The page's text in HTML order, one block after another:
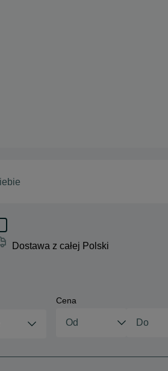
Dostawa z całej Polski
Cena